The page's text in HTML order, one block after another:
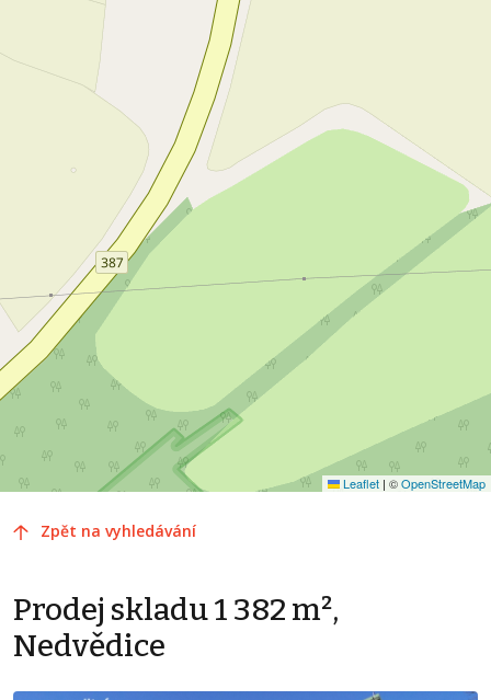
Leaflet | ©OpenStreetMap
Zpět na vyhledávání
Prodej skladu 1 382 m²,
Nedvědice